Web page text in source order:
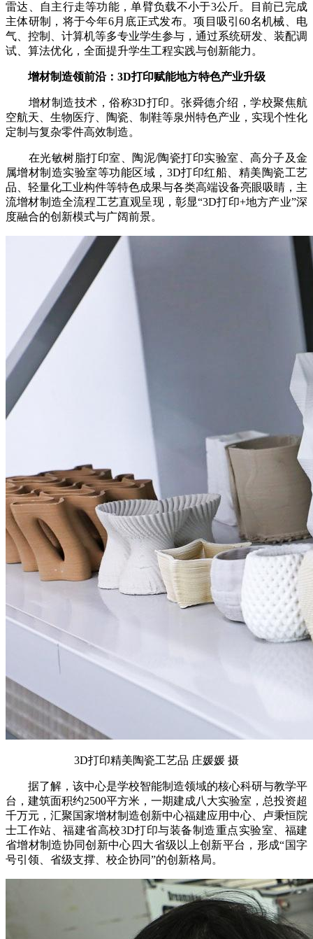
雷达、自主行走等功能，单臂负载不小于3公斤。目前已完成
主体研制，将于今年6月底正式发布。项目吸引60名机械、电
气、控制、计算机等多专业学生参与，通过系统研发、装配调
试、算法优化，全面提升学生工程实践与创新能力。
增材制造领前沿：3D打印赋能地方特色产业升级
增材制造技术，俗称3D打印。张舜德介绍，学校聚焦航
空航天、生物医疗、陶瓷、制鞋等泉州特色产业，实现个性化
定制与复杂零件高效制造。
在光敏树脂打印室、陶泥/陶瓷打印实验室、高分子及金
属增材制造实验室等功能区域，3D打印红船、精美陶瓷工艺
品、轻量化工业构件等特色成果与各类高端设备亮眼吸睛，主
流增材制造全流程工艺直观呈现，彰显“3D打印+地方产业”深
度融合的创新模式与广阔前景。
3D打印精美陶瓷工艺品 庄媛媛 摄
据了解，该中心是学校智能制造领域的核心科研与教学平
台，建筑面积约2500平方米，一期建成八大实验室，总投资超
千万元，汇聚国家增材制造创新中心福建应用中心、卢秉恒院
士工作站、福建省高校3D打印与装备制造重点实验室、福建
省增材制造协同创新中心四大省级以上创新平台，形成“国字
号引领、省级支撑、校企协同”的创新格局。